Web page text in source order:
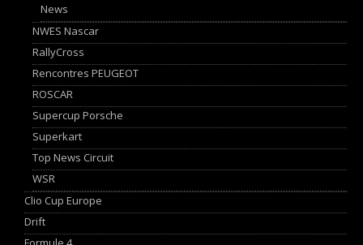
News
NWES Nascar
RallyCross
Rencontres PEUGEOT
ROSCAR
Supercup Porsche
Superkart
Top News Circuit
WSR
Clio Cup Europe
Drift